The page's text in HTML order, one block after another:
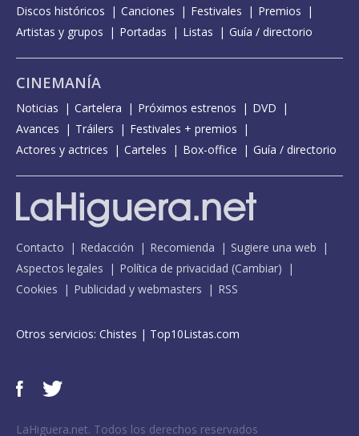
Discos históricos
Canciones Festivales
Premios
Artistas y grupos
Portadas Listas Guía / directorio
CINEMANÍA
Noticias Cartelera Próximos estrenos
DVD
Avances
Tráilers
Festivales + premios
Actores y actrices
Carteles Box-office Guía / directorio
Contacto Redacción Recomienda
Sugiere una web
Aspectos legales
Política de privacidad (Cambiar)
Cookies
Publicidad y webmasters RSS
Otros servicios: Chistes | Top10Listas.com
LaHiguera.net. Todos los derechos reservados